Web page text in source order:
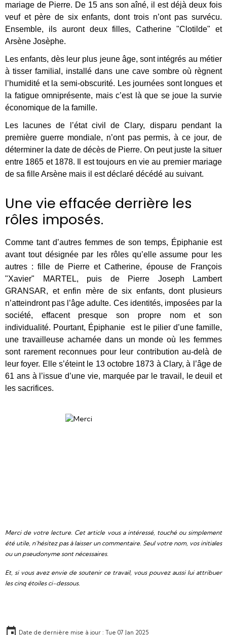
mariage de Pierre. De 15 ans son aîné, il est déjà deux fois
veuf et père de six enfants, dont trois n’ont pas survécu.
Ensemble, ils auront deux filles, Catherine "Clotilde" et
Arsène Josèphe.
Les enfants, dès leur plus jeune âge, sont intégrés au métier
à tisser familial, installé dans une cave sombre où règnent
l’humidité et la semi-obscurité. Les journées sont longues et
la fatigue omniprésente, mais c’est là que se joue la survie
économique de la famille.
Les lacunes de l’état civil de Clary, disparu pendant la
première guerre mondiale, n’ont pas permis, à ce jour, de
déterminer la date de décès de Pierre. On peut juste la situer
entre 1865 et 1878. Il est toujours en vie au premier mariage
de sa fille Arsène mais il est déclaré décédé au suivant.
Une vie effacée derrière les
rôles imposés.
Comme tant d’autres femmes de son temps, Épiphanie est
avant tout désignée par les rôles qu’elle assume pour les
autres : fille de Pierre et Catherine, épouse de François
"Xavier" MARTEL, puis de Pierre Joseph Lambert
GRANSAR, et enfin mère de six enfants, dont plusieurs
n’atteindront pas l’âge adulte. Ces identités, imposées par la
société, effacent presque son propre nom et son
individualité. Pourtant, Épiphanie est le pilier d’une famille,
une travailleuse acharnée dans un monde où les femmes
sont rarement reconnues pour leur contribution au-delà de
leur foyer. Elle s’éteint le 13 octobre 1873 à Clary, à l’âge de
61 ans à l’issue d’une vie, marquée par le travail, le deuil et
les sacrifices.
Merci de votre lecture. Cet article vous a intéressé, touché ou simplement
été utile, n’hésitez pas à laisser un commentaire. Seul votre nom, vos initiales
ou un pseudonyme sont nécessaires.
Et, si vous avez envie de soutenir ce travail, vous pouvez aussi lui attribuer
les cinq étoiles ci-dessous.
Date de dernière mise à jour : Tue 07 Jan 2025